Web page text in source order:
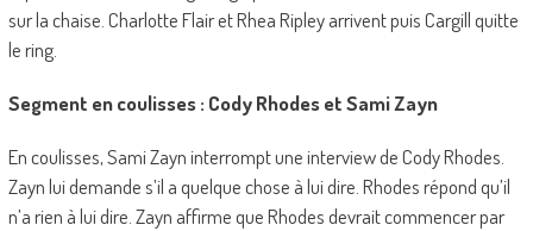
sur la chaise. Charlotte Flair et Rhea Ripley arrivent puis Cargill quitte
le ring.
Segment en coulisses : Cody Rhodes et Sami Zayn
En coulisses, Sami Zayn interrompt une interview de Cody Rhodes.
Zayn lui demande s’il a quelque chose à lui dire. Rhodes répond qu’il
n’a rien à lui dire. Zayn affirme que Rhodes devrait commencer par